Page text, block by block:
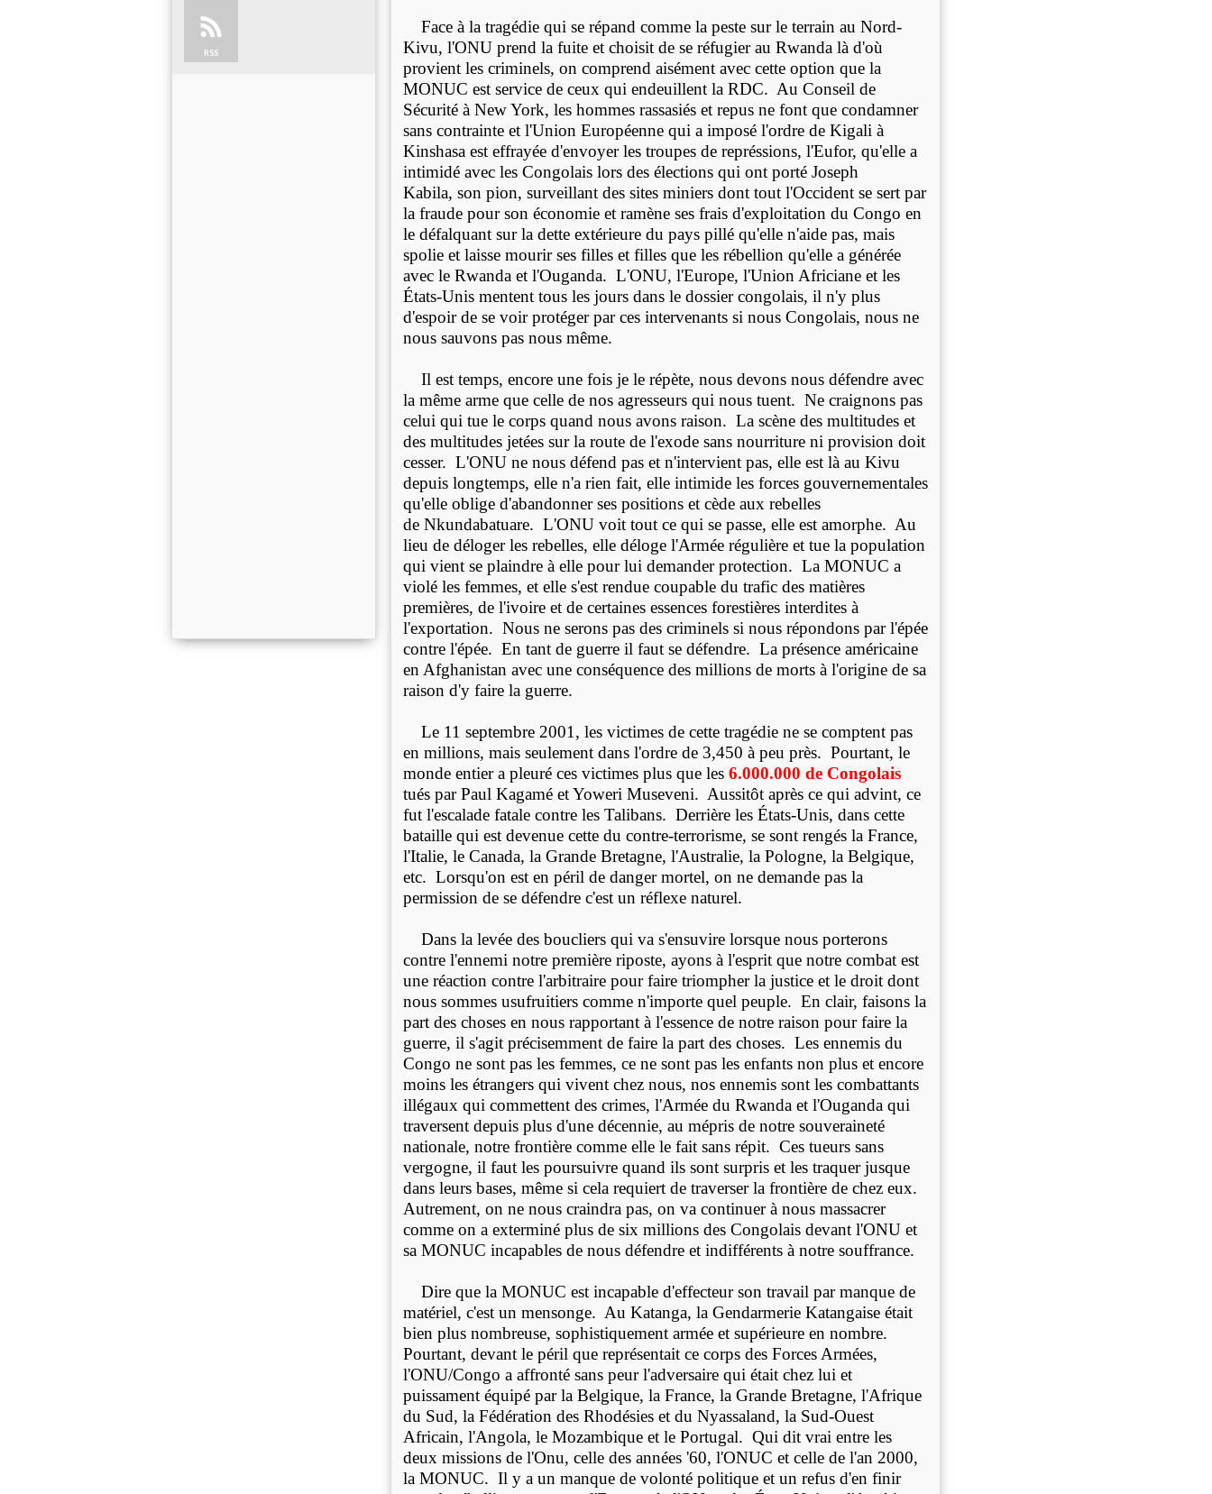
RSS
Face à la tragédie qui se répand comme la peste sur le terrain au Nord-
Kivu, l'ONU prend la fuite et choisit de se réfugier au Rwanda là d'où
provient les criminels, on comprend aisément avec cette option que la
MONUC est service de ceux qui endeuillent la RDC. Au Conseil de
Sécurité à New York, les hommes rassasiés et repus ne font que condamner
sans contrainte et l'Union Européenne qui a imposé l'ordre de Kigali à
Kinshasa est effrayée d'envoyer les troupes de représsions, l'Eufor, qu'elle a
intimidé avec les Congolais lors des élections qui ont porté Joseph
Kabila, son pion, surveillant des sites miniers dont tout l'Occident se sert par
la fraude pour son économie et ramène ses frais d'exploitation du Congo en
le défalquant sur la dette extérieure du pays pillé qu'elle n'aide pas, mais
spolie et laisse mourir ses filles et filles que les rébellion qu'elle a générée
avec le Rwanda et l'Ouganda. L'ONU, l'Europe, l'Union Africiane et les
États-Unis mentent tous les jours dans le dossier congolais, il n'y plus
d'espoir de se voir protéger par ces intervenants si nous Congolais, nous ne
nous sauvons pas nous même.
Il est temps, encore une fois je le répète, nous devons nous défendre avec
la même arme que celle de nos agresseurs qui nous tuent. Ne craignons pas
celui qui tue le corps quand nous avons raison. La scène des multitudes et
des multitudes jetées sur la route de l'exode sans nourriture ni provision doit
cesser. L'ONU ne nous défend pas et n'intervient pas, elle est là au Kivu
depuis longtemps, elle n'a rien fait, elle intimide les forces gouvernementales
qu'elle oblige d'abandonner ses positions et cède aux rebelles
de Nkundabatuare. L'ONU voit tout ce qui se passe, elle est amorphe. Au
lieu de déloger les rebelles, elle déloge l'Armée régulière et tue la population
qui vient se plaindre à elle pour lui demander protection. La MONUC a
violé les femmes, et elle s'est rendue coupable du trafic des matières
premières, de l'ivoire et de certaines essences forestières interdites à
l'exportation. Nous ne serons pas des criminels si nous répondons par l'épée
contre l'épée. En tant de guerre il faut se défendre. La présence américaine
en Afghanistan avec une conséquence des millions de morts à l'origine de sa
raison d'y faire la guerre.
Le 11 septembre 2001, les victimes de cette tragédie ne se comptent pas
en millions, mais seulement dans l'ordre de 3,450 à peu près. Pourtant, le
monde entier a pleuré ces victimes plus que les 6.000.000 de Congolais
tués par Paul Kagamé et Yoweri Museveni. Aussitôt après ce qui advint, ce
fut l'escalade fatale contre les Talibans. Derrière les États-Unis, dans cette
bataille qui est devenue cette du contre-terrorisme, se sont rengés la France,
l'Italie, le Canada, la Grande Bretagne, l'Australie, la Pologne, la Belgique,
etc. Lorsqu'on est en péril de danger mortel, on ne demande pas la
permission de se défendre c'est un réflexe naturel.
Dans la levée des boucliers qui va s'ensuvire lorsque nous porterons
contre l'ennemi notre première riposte, ayons à l'esprit que notre combat est
une réaction contre l'arbitraire pour faire triompher la justice et le droit dont
nous sommes usufruitiers comme n'importe quel peuple. En clair, faisons la
part des choses en nous rapportant à l'essence de notre raison pour faire la
guerre, il s'agit précisemment de faire la part des choses. Les ennemis du
Congo ne sont pas les femmes, ce ne sont pas les enfants non plus et encore
moins les étrangers qui vivent chez nous, nos ennemis sont les combattants
illégaux qui commettent des crimes, l'Armée du Rwanda et l'Ouganda qui
traversent depuis plus d'une décennie, au mépris de notre souveraineté
nationale, notre frontière comme elle le fait sans répit. Ces tueurs sans
vergogne, il faut les poursuivre quand ils sont surpris et les traquer jusque
dans leurs bases, même si cela requiert de traverser la frontière de chez eux.
Autrement, on ne nous craindra pas, on va continuer à nous massacrer
comme on a exterminé plus de six millions des Congolais devant l'ONU et
sa MONUC incapables de nous défendre et indifférents à notre souffrance.
Dire que la MONUC est incapable d'effecteur son travail par manque de
matériel, c'est un mensonge. Au Katanga, la Gendarmerie Katangaise était
bien plus nombreuse, sophistiquement armée et supérieure en nombre.
Pourtant, devant le péril que représentait ce corps des Forces Armées,
l'ONU/Congo a affronté sans peur l'adversaire qui était chez lui et
puissament équipé par la Belgique, la France, la Grande Bretagne, l'Afrique
du Sud, la Fédération des Rhodésies et du Nyassaland, la Sud-Ouest
Africain, l'Angola, le Mozambique et le Portugal. Qui dit vrai entre les
deux missions de l'Onu, celle des années '60, l'ONUC et celle de l'an 2000,
la MONUC. Il y a un manque de volonté politique et un refus d'en finir